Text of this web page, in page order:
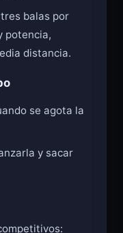
balas por
potencia,
distancia.
se agota la
y sacar